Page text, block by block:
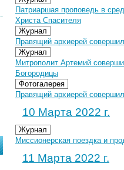
Патриаршая проповедь в
Христа Спасителя
Журнал
Правящий архиерей
Журнал
Митрополит Артемий
Богородицы
Фотогалерея
Правящий архиерей
10 Марта 2022 г.
Журнал
Миссионерская поездка и
11 Марта 2022 г.